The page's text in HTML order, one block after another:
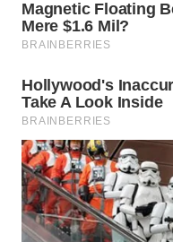
WAHANA
TV
ID
WAHANANEWS
CO ID
WAHANANEWS
NET